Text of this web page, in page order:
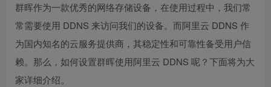
群晖作为一款优秀的网络存储设备，在使用过程中，我们常
常需要使用 DDNS 来访问我们的设备。而阿里云 DDNS 作
为国内知名的云服务提供商，其稳定性和可靠性备受用户信
赖。那么，如何设置群晖使用阿里云 DDNS 呢？下面将为大
家详细介绍。